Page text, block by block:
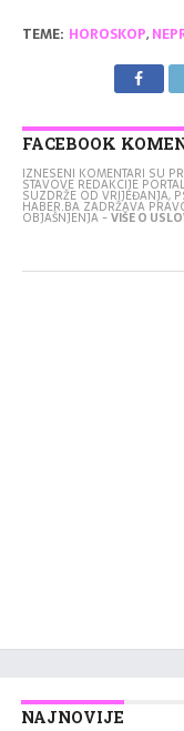
TEME: HOROSKOP,
FACEBOOK
IZNESENI KOMENTARI SU
STAVOVE REDAKCIJE
SUZDRŽE OD VRIJEĐANJA,
HABER.BA ZADRŽAVA
OBJAŠNJENJA -VIŠE O
NAJNOVIJE